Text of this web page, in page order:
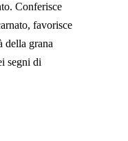
Conferisce
favorisce
della grana
segni di